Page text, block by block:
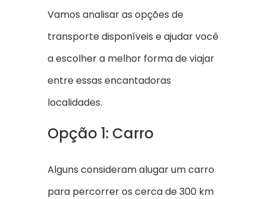
Vamos analisar as opções de
transporte disponíveis e ajudar você
a escolher a melhor forma de viajar
entre essas encantadoras
localidades.
Opção 1: Carro
Alguns consideram alugar um carro
para percorrer os cerca de 300 km